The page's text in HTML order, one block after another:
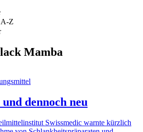
A-Z
Mamba
dennoch neu
Swissmedic warnte kürzlich